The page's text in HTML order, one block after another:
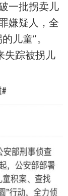
一批拐卖儿
嫌疑人，全
儿童”。
踪被拐儿